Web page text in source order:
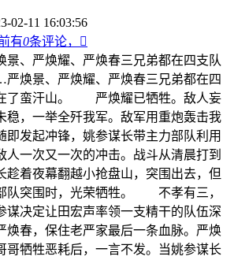
02-11 16:03:56
有0条评论，

景、严焕耀、严焕春三兄弟都在四支队
严焕景、严焕耀、严焕春三兄弟都在四
了蛮汗山。 严焕耀已牺牲。敌人妄
稳，一举全歼我军。敌军用重炮轰击我
即发起冲锋，姚参谋长带主力部队利用
人一次又一次的冲击。战斗从清晨打到
趁着夜幕翻越小抢盘山，突围出去，但
队突围时，光荣牺牲。 不孝有三，
谋决定让田宏声率领一支精干的队伍深
焕春，保住老严家最后一条血脉。严焕
哥牺牲恶耗后，一言不发。当姚参谋长